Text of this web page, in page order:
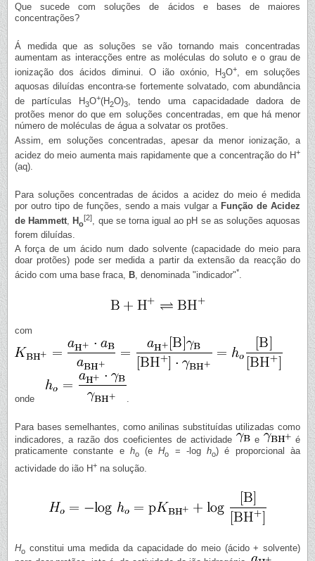
Que sucede com soluções de ácidos e bases de maiores
concentrações?
Á medida que as soluções se vão tornando mais concentradas
aumentam as interacções entre as moléculas do soluto e o grau de
ionização dos ácidos diminui. O ião oxónio, H3O+, em soluções
aquosas diluídas encontra-se fortemente solvatado, com abundância
de partículas H3O+(H2O)3
, tendo uma capacidadade dadora de
protões menor do que em soluções concentradas, em que há menor
número de moléculas de água a solvatar os protões.
Assim, em soluções concentradas, apesar da menor ionização, a
acidez do meio aumenta mais rapidamente que a concentração do H+
(aq).
Para soluções concentradas de ácidos a acidez do meio é medida
por outro tipo de funções, sendo a mais vulgar a Função de Acidez
de Hammett, Ho
[2], que se torna igual ao pH se as soluções aquosas
forem diluídas.
A força de um ácido num dado solvente (capacidade do meio para
doar protões) pode ser medida a partir da extensão da reacção do
ácido com uma base fraca, B, denominada "indicador"*.
com
onde .
Para bases semelhantes, como anilinas substituídas utilizadas como
indicadores, a razão dos coeficientes de actividade
e
é
praticamente constante e ho(eHo = -logho) é proporcional àa
actividade do ião H+ na solução.
Ho constitui uma medida da capacidade do meio (ácido + solvente)